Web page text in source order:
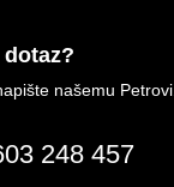
dotaz?
našemu Petrovi.
248 457